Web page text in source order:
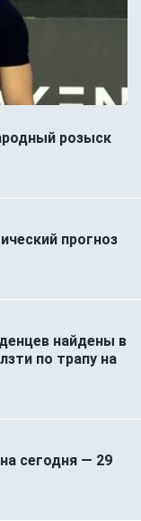
розыск
прогноз
найдены в
по трапу на
сегодня — 29